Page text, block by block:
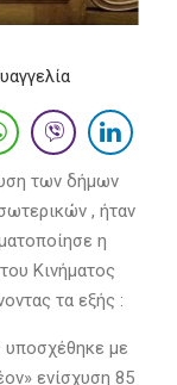
των δήμων
, ήταν
η
Κινήματος
τα εξής :
υποσχέθηκε με
ενίσχυση 85